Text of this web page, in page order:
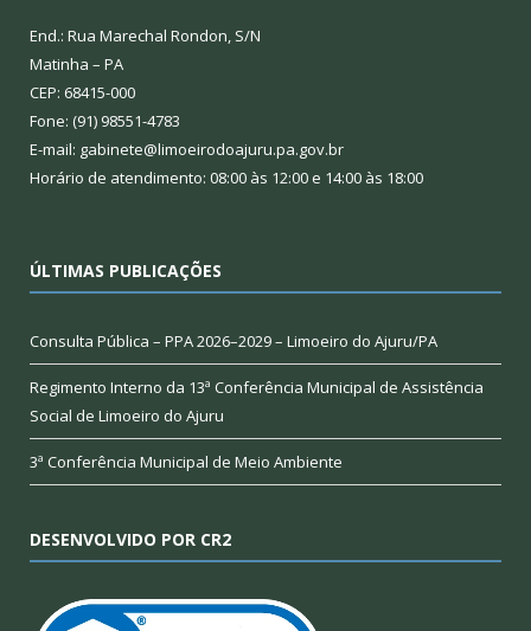
End.: Rua Marechal Rondon, S/N
Matinha – PA
CEP: 68415-000
Fone: (91) 98551-4783
E-mail: gabinete@limoeirodoajuru.pa.gov.br
Horário de atendimento: 08:00 às 12:00 e 14:00 às 18:00
ÚLTIMAS PUBLICAÇÕES
Consulta Pública – PPA 2026–2029 – Limoeiro do Ajuru/PA
Regimento Interno da 13ª Conferência Municipal de Assistência
Social de Limoeiro do Ajuru
3ª Conferência Municipal de Meio Ambiente
DESENVOLVIDO POR CR2